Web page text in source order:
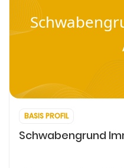
BASIS PROFIL
Schwabengrund